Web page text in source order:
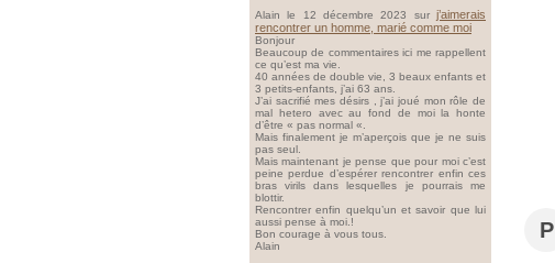
Alain le 12 décembre 2023 sur j’aimerais
rencontrer un homme, marié comme moi
Bonjour
Beaucoup de commentaires ici me rappellent
ce qu’est ma vie.
40 années de double vie, 3 beaux enfants et
3 petits-enfants, j’ai 63 ans.
J’ai sacrifié mes désirs , j’ai joué mon rôle de
mal hetero avec au fond de moi la honte
d’être « pas normal «.
Mais finalement je m’aperçois que je ne suis
pas seul.
Mais maintenant je pense que pour moi c’est
peine perdue d’espérer rencontrer enfin ces
bras virils dans lesquelles je pourrais me
blottir.
Rencontrer enfin quelqu’un et savoir que lui
aussi pense à moi.!
Bon courage à vous tous.
Alain
P